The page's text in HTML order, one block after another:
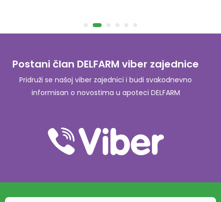
Postani član DELFARM viber zajednice
Pridruži se našoj viber zajednici i budi svakodnevno
informisan o novostima u apoteci DELFARM